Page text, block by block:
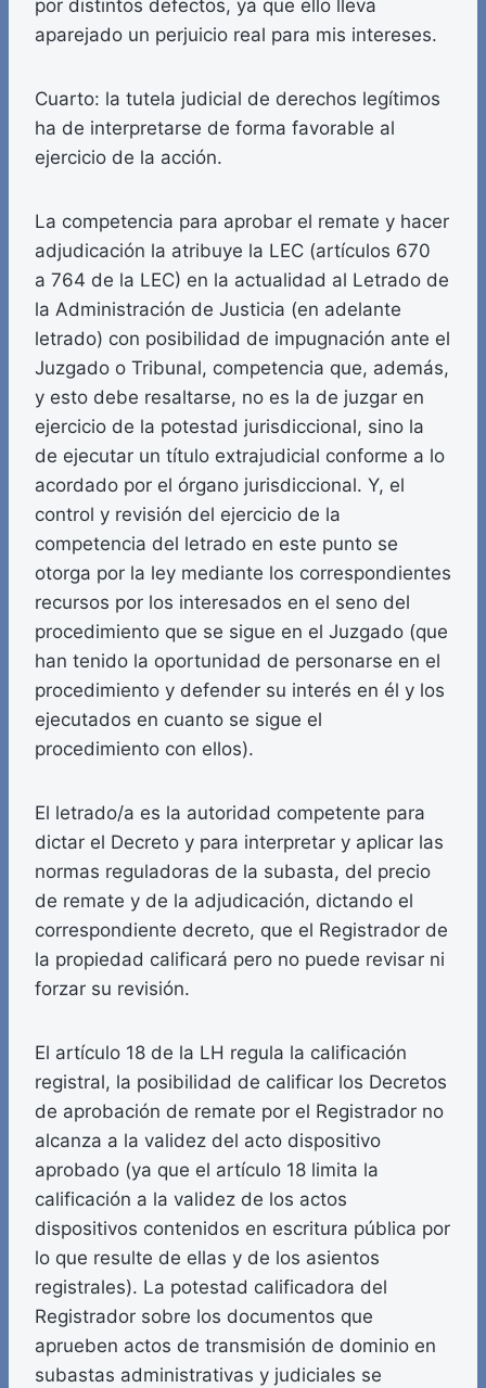
por distintos defectos, ya que ello lleva
aparejado un perjuicio real para mis intereses.
Cuarto: la tutela judicial de derechos legítimos
ha de interpretarse de forma favorable al
ejercicio de la acción.
La competencia para aprobar el remate y hacer
adjudicación la atribuye la LEC (artículos 670
a 764 de la LEC) en la actualidad al Letrado de
la Administración de Justicia (en adelante
letrado) con posibilidad de impugnación ante el
Juzgado o Tribunal, competencia que, además,
y esto debe resaltarse, no es la de juzgar en
ejercicio de la potestad jurisdiccional, sino la
de ejecutar un título extrajudicial conforme a lo
acordado por el órgano jurisdiccional. Y, el
control y revisión del ejercicio de la
competencia del letrado en este punto se
otorga por la ley mediante los correspondientes
recursos por los interesados en el seno del
procedimiento que se sigue en el Juzgado (que
han tenido la oportunidad de personarse en el
procedimiento y defender su interés en él y los
ejecutados en cuanto se sigue el
procedimiento con ellos).
El letrado/a es la autoridad competente para
dictar el Decreto y para interpretar y aplicar las
normas reguladoras de la subasta, del precio
de remate y de la adjudicación, dictando el
correspondiente decreto, que el Registrador de
la propiedad calificará pero no puede revisar ni
forzar su revisión.
El artículo 18 de la LH regula la calificación
registral, la posibilidad de calificar los Decretos
de aprobación de remate por el Registrador no
alcanza a la validez del acto dispositivo
aprobado (ya que el artículo 18 limita la
calificación a la validez de los actos
dispositivos contenidos en escritura pública por
lo que resulte de ellas y de los asientos
registrales). La potestad calificadora del
Registrador sobre los documentos que
aprueben actos de transmisión de dominio en
subastas administrativas y judiciales se